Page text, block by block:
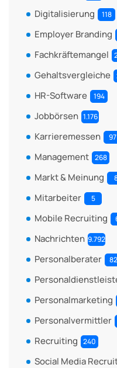
Digitalisierung 118
Employer Branding
Fachkräftemangel
Gehaltsvergleiche
HR-Software 194
Jobbörsen 1.176
Karrieremessen 97
Management 268
Markt & Meinung
Mitarbeiter 5
Mobile Recruiting
Nachrichten 9.792
Personalberater 82
Personalmarketing
Personalvermittler
Recruiting 240
Social Media